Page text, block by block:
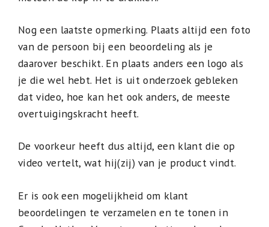
Nog een laatste opmerking. Plaats altijd een foto
van de persoon bij een beoordeling als je
daarover beschikt. En plaats anders een logo als
je die wel hebt. Het is uit onderzoek gebleken
dat video, hoe kan het ook anders, de meeste
overtuigingskracht heeft.
De voorkeur heeft dus altijd, een klant die op
video vertelt, wat hij(zij) van je product vindt.
Er is ook een mogelijkheid om klant
beoordelingen te verzamelen en te tonen in